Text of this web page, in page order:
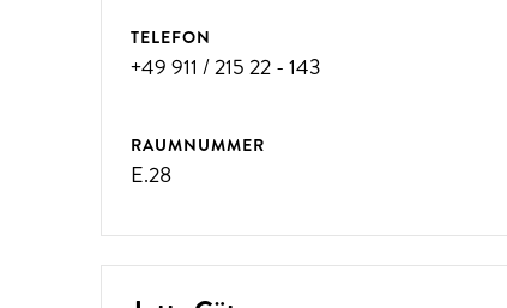
TELEFON
+49 911 / 215 22 - 143
RAUMNUMMER
E.28